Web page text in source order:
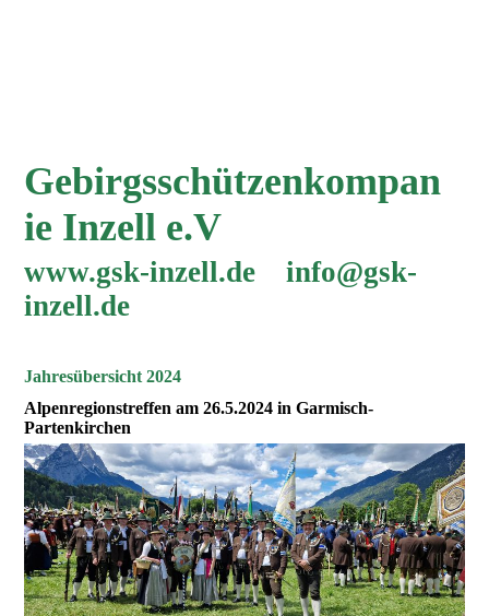
Gebirgsschützenkompan
ie Inzell e.V
www.gsk-inzell.de info@gsk-
inzell.de
Jahresübersicht 2024
Alpenregionstreffen am 26.5.2024 in Garmisch-
Partenkirchen